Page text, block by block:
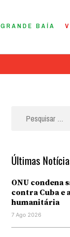
GRANDE BAÍA
Últimas
ONU condena
contra Cuba e
humanitária
7 Ago 2026